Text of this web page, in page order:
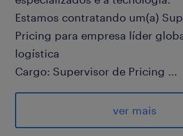
Estamos contratando um(a)
Pricing para empresa líder
logística
Cargo: Supervisor de Pricing ...
Tipo de contrato: Efetivo - CLT
Modalidade De trabalho:
presencial - 2x Remoto) - Com
ver mais